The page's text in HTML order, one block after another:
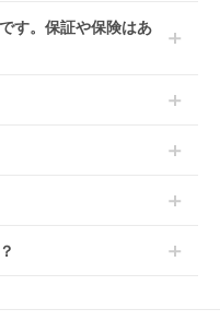
い。
た状態のものをお送り
ます。
際、メーカーの都合に
文をキャンセルさせてい
合には、代金は全額ご
す。保証や保険はあ
い。
を入力すると送料が確
ねますのであらかじめ
にご希望のお日にちに